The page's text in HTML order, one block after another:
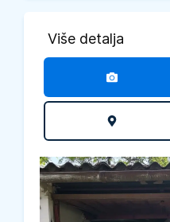
Više detalja